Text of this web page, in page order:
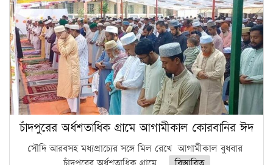
চাঁদপুরের অর্ধশতাধিক গ্রামে আগামীকাল কোরবানির ঈদ
সৌদি আরবসহ মধ্যপ্রাচ্যের সঙ্গে মিল রেখে আগামীকাল বুধবার